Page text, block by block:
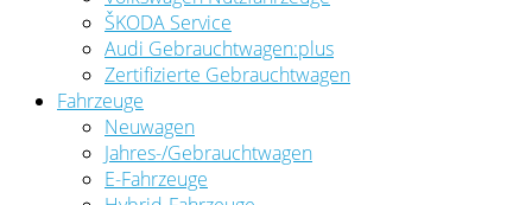
ŠKODA Service
Audi Gebrauchtwagen:plus
Zertifizierte Gebrauchtwagen
Fahrzeuge
Neuwagen
Jahres-/Gebrauchtwagen
E-Fahrzeuge